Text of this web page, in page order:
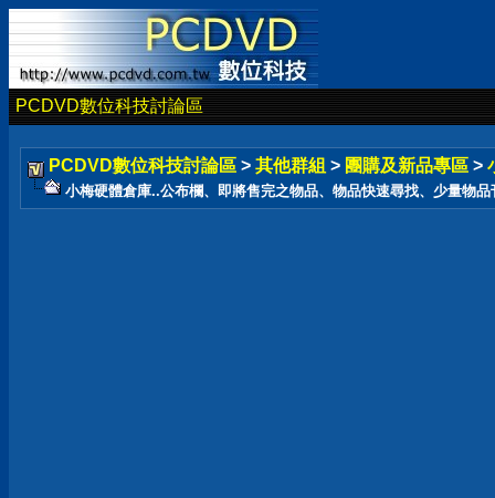
PCDVD數位科技討論區
PCDVD數位科技討論區 > 其他群組 > 團購及新品專區 >
小梅硬體倉庫..公布欄、即將售完之物品、物品快速尋找、少量物品